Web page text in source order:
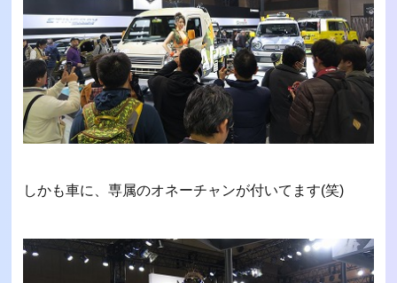
しかも車に、専属のオネーチャンが付いてます(笑)